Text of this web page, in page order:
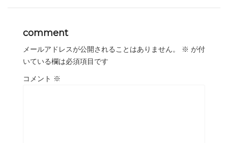
comment
メールアドレスが公開されることはありません。 ※ が付
いている欄は必須項目です
コメント ※